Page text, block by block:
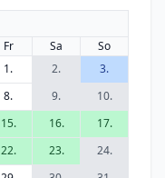
Fr Sa
So
1.
2.
3.
8. 9.
10.
15. 16.
17.
22. 23.
24.